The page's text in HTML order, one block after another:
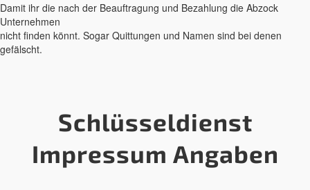
Damit ihr die nach der Beauftragung und Bezahlung die Abzock
Unternehmen
nicht finden könnt. Sogar Quittungen und Namen sind bei denen
gefälscht.
Schlüsseldienst
Impressum Angaben